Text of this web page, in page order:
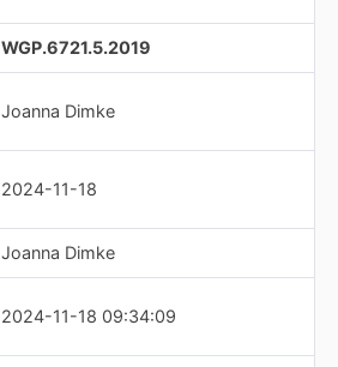
WGP.6721.5.2019
Joanna Dimke
2024-11-18
Joanna Dimke
2024-11-18 09:34:09